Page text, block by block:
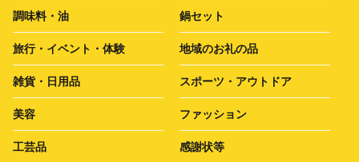
調味料・油 鍋セット
旅行・イベント・体験 地域のお礼の品
雑貨・日用品 スポーツ・アウトドア
美容 ファッション
工芸品 感謝状等